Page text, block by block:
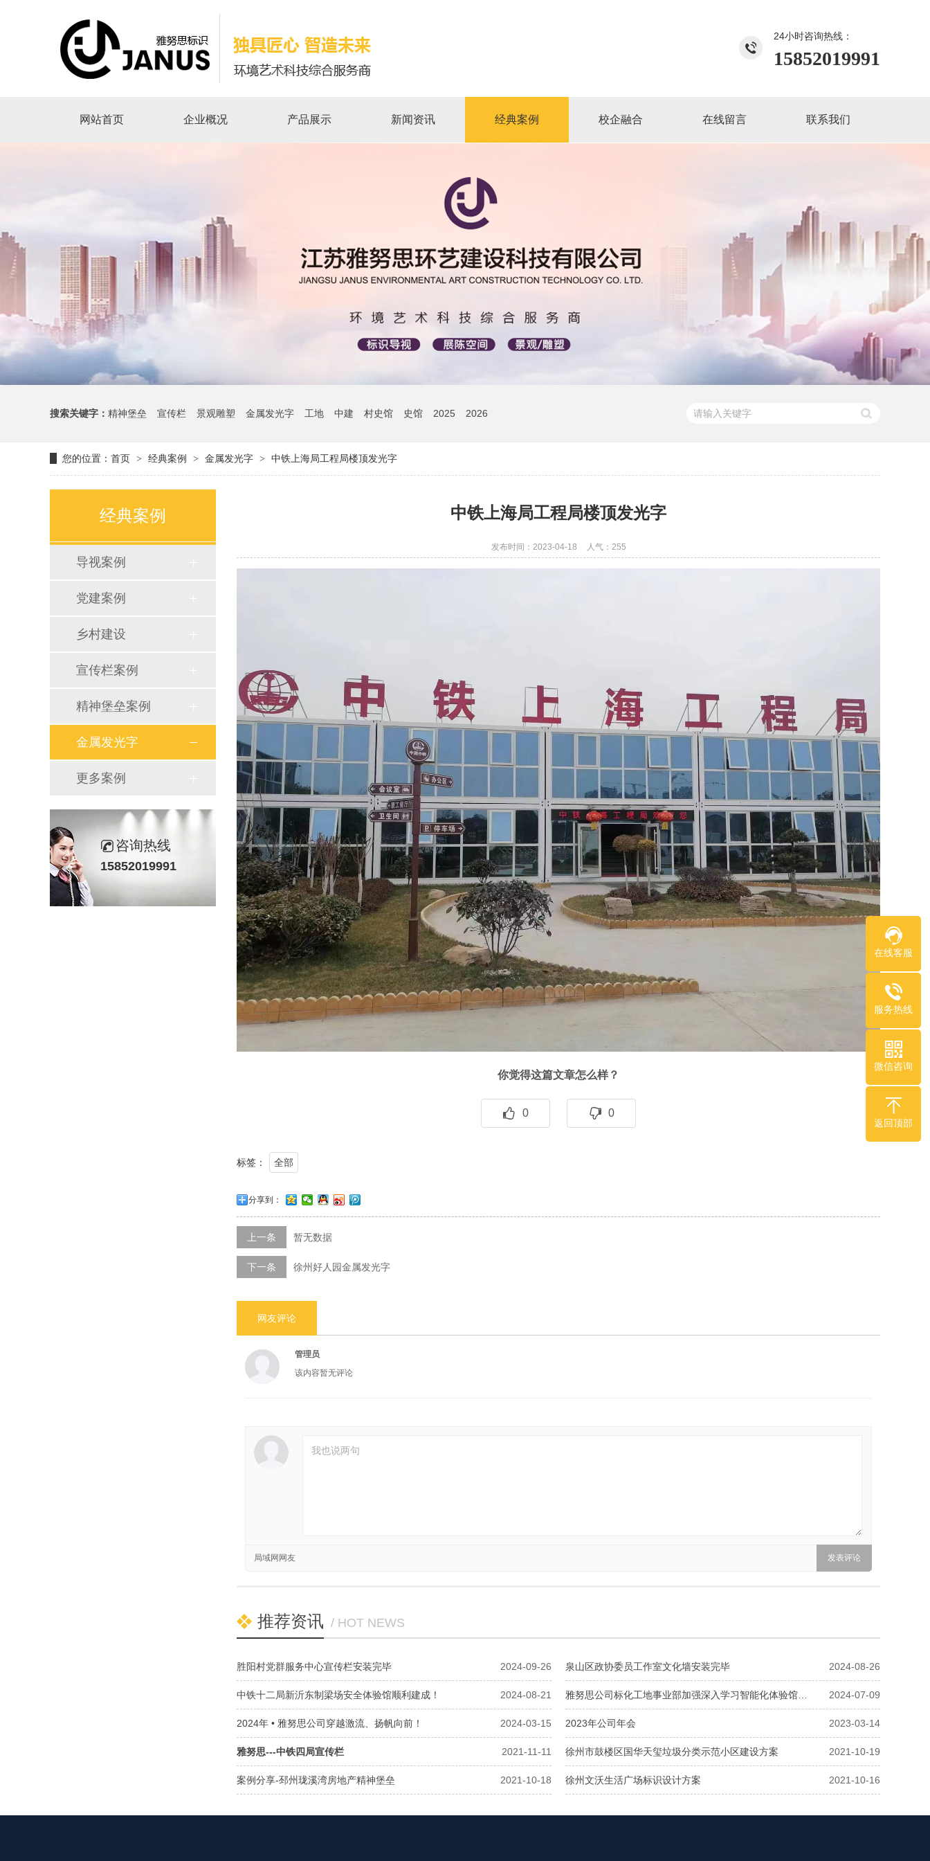
24小时咨询热线：
15852019991
网站首页 企业概况 产品展示 新闻资讯 经典案例 校企融合 在线留言 联系我们
搜索关键字： 精神堡垒 宣传栏 景观雕塑 金属发光字 工地 中建 村史馆 史馆 2025 2026
您的位置： 首页 > 经典案例 > 金属发光字 > 中铁上海局工程局楼顶发光字
经典案例
导视案例
党建案例
乡村建设
宣传栏案例
精神堡垒案例
金属发光字
更多案例
咨询热线
15852019991
中铁上海局工程局楼顶发光字
发布时间：2023-04-18 人气： 255
你觉得这篇文章怎么样？
0 0
标签： 全部
分享到：
上一条 暂无数据
下一条 徐州好人园金属发光字
网友评论
管理员
该内容暂无评论
局域网网友
推荐资讯 / HOT NEWS
2024-09-26
胜阳村党群服务中心宣传栏安装完毕 2024-08-26
泉山区政协委员工作室文化墙安装完毕
2024-08-21
中铁十二局新沂东制梁场安全体验馆顺利建成！ 2024-07-09
雅努思公司标化工地事业部加强深入学习智能化体验馆…
2024-03-15
2024年 • 雅努思公司穿越激流、扬帆向前！ 2023-03-14
2023年公司年会
2021-11-11
雅努思---中铁四局宣传栏 2021-10-19
徐州市鼓楼区国华天玺垃圾分类示范小区建设方案
2021-10-18
案例分享-邳州珑溪湾房地产精神堡垒 2021-10-16
徐州文沃生活广场标识设计方案
在线客服
服务热线
微信咨询
返回顶部